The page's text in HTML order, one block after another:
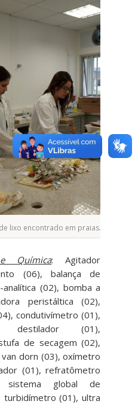
lixo encontrado em praias. Foto:
Química: Agitador
(06), balança de
(02), bomba a
peristáltica (02),
condutivímetro (01),
(01),
de secagem (02),
dorn (03), oxímetro
(01), refratômetro
sistema global de
turbidímetro (01), ultra